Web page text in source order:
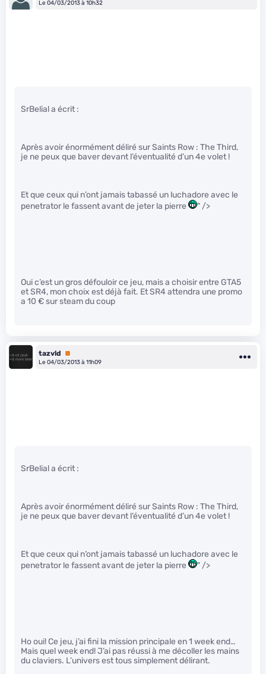
Le 04/03/2013 à 10h32
SrBelial a écrit :
Après avoir énormément déliré sur Saints Row : The Third,
je ne peux que baver devant l’éventualité d’un 4e volet !
Et que ceux qui n’ont jamais tabassé un luchadore avec le
penetrator le fassent avant de jeter la pierre
" />
Oui c’est un gros défouloir ce jeu, mais a choisir entre GTA5
et SR4, mon choix est déjà fait. Et SR4 attendra une promo
a 10 € sur steam du coup
tazvld
Premium
Le 04/03/2013 à 11h09
SrBelial a écrit :
Après avoir énormément déliré sur Saints Row : The Third,
je ne peux que baver devant l’éventualité d’un 4e volet !
Et que ceux qui n’ont jamais tabassé un luchadore avec le
penetrator le fassent avant de jeter la pierre
" />
Ho oui! Ce jeu, j’ai fini la mission principale en 1 week end…
Mais quel week end! J’ai pas réussi à me décoller les mains
du claviers. L’univers est tous simplement délirant.